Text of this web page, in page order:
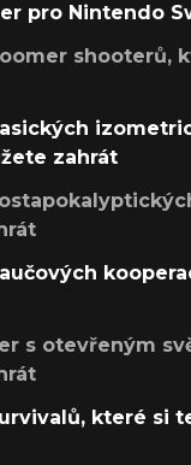
pro Nintendo
shooterů,
zahrát
s otevřeným
které si